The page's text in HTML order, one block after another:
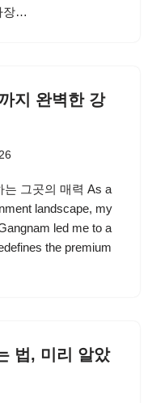
장…
지 완벽한 강
는 그곳의 매력 As a
landscape, my
led me to a
the premium
법, 미리 알았